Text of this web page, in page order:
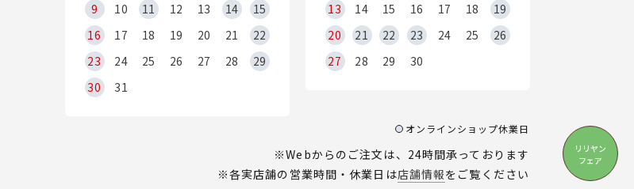
リリヤン
フェア
9
10 11 12 13 14
15
16
17 18 19 20 21
22
23
24 25 26 27 28
29
30
31
13
14 15 16 17 18
19
20
21 22 23 24 25
26
27
28 29 30
オンラインショップ休業日
※Webからのご注文は、24時間承っております
※各実店舗の営業時間・休業日は店舗情報をご覧ください